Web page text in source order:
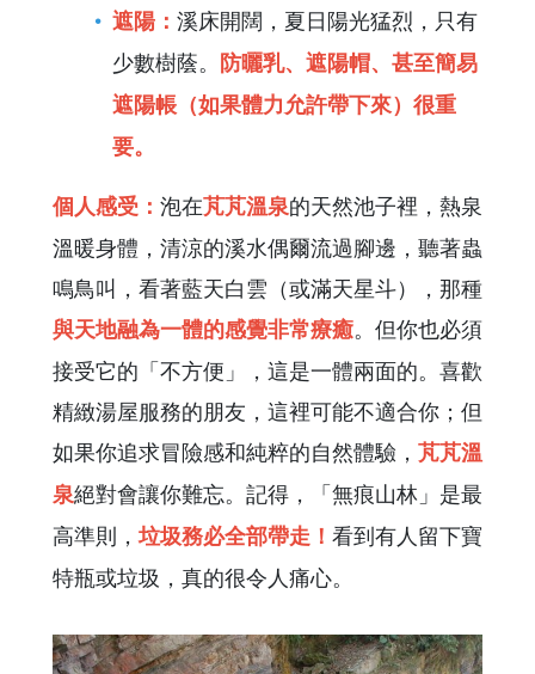
遮陽： 溪床開闊，夏日陽光猛烈，只有
少數樹蔭。 防曬乳、遮陽帽、甚至簡易
遮陽帳（如果體力允許帶下來）很重
要。
個人感受： 泡在芃芃溫泉的天然池子裡，熱泉
溫暖身體，清涼的溪水偶爾流過腳邊，聽著蟲
鳴鳥叫，看著藍天白雲（或滿天星斗），那種
與天地融為一體的感覺非常療癒。但你也必須
接受它的「不方便」，這是一體兩面的。喜歡
精緻湯屋服務的朋友，這裡可能不適合你；但
如果你追求冒險感和純粹的自然體驗， 芃芃溫
泉絕對會讓你難忘。記得，「無痕山林」是最
高準則，垃圾務必全部帶走！ 看到有人留下寶
特瓶或垃圾，真的很令人痛心。